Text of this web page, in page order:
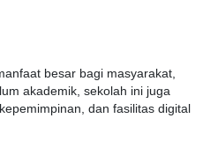
besar bagi masyarakat,
akademik, sekolah ini juga
dan fasilitas digital